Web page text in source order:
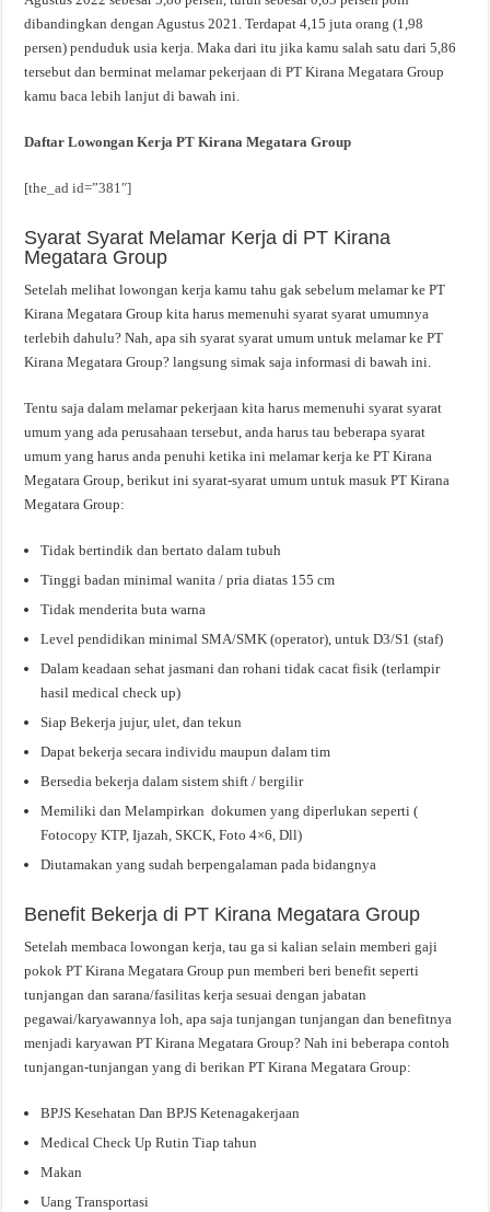
dibandingkan dengan Agustus 2021. Terdapat 4,15 juta orang (1,98
persen) penduduk usia kerja. Maka dari itu jika kamu salah satu dari 5,86
tersebut dan berminat melamar pekerjaan di PT Kirana Megatara Group
kamu baca lebih lanjut di bawah ini.
Daftar Lowongan Kerja PT Kirana Megatara Group
[the_ad id=”381″]
Syarat Syarat Melamar Kerja di PT Kirana
Megatara Group
Setelah melihat lowongan kerja kamu tahu gak sebelum melamar ke PT
Kirana Megatara Group kita harus memenuhi syarat syarat umumnya
terlebih dahulu? Nah, apa sih syarat syarat umum untuk melamar ke PT
Kirana Megatara Group? langsung simak saja informasi di bawah ini.
Tentu saja dalam melamar pekerjaan kita harus memenuhi syarat syarat
umum yang ada perusahaan tersebut, anda harus tau beberapa syarat
umum yang harus anda penuhi ketika ini melamar kerja ke PT Kirana
Megatara Group, berikut ini syarat-syarat umum untuk masuk PT Kirana
Megatara Group:
Tidak bertindik dan bertato dalam tubuh
Tinggi badan minimal wanita / pria diatas 155 cm
Tidak menderita buta warna
Level pendidikan minimal SMA/SMK (operator), untuk D3/S1 (staf)
Dalam keadaan sehat jasmani dan rohani tidak cacat fisik (terlampir
hasil medical check up)
Siap Bekerja jujur, ulet, dan tekun
Dapat bekerja secara individu maupun dalam tim
Bersedia bekerja dalam sistem shift / bergilir
Memiliki dan Melampirkan dokumen yang diperlukan seperti (
Fotocopy KTP, Ijazah, SKCK, Foto 4×6, Dll)
Diutamakan yang sudah berpengalaman pada bidangnya
Benefit Bekerja di PT Kirana Megatara Group
Setelah membaca lowongan kerja, tau ga si kalian selain memberi gaji
pokok PT Kirana Megatara Group pun memberi beri benefit seperti
tunjangan dan sarana/fasilitas kerja sesuai dengan jabatan
pegawai/karyawannya loh, apa saja tunjangan tunjangan dan benefitnya
menjadi karyawan PT Kirana Megatara Group? Nah ini beberapa contoh
tunjangan-tunjangan yang di berikan PT Kirana Megatara Group:
BPJS Kesehatan Dan BPJS Ketenagakerjaan
Medical Check Up Rutin Tiap tahun
Makan
Uang Transportasi